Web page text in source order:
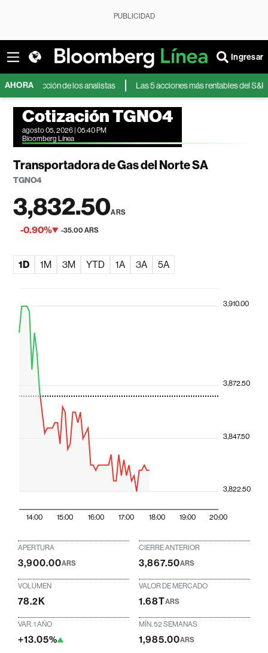
PUBLICIDAD
Ingresar
AHORAde los analistas Las 5 acciones más rentables del S&P 500 en
Cotización TGNO4
agosto 05, 2026 | 05:40 PM
Bloomberg Línea
Transportadora de Gas del Norte SA
TGNO4
3,832.50ARS
-0.90% -35.00 ARS
1D 1M 3M YTD 1A 3A 5A
14:00 15:00 16:00 17:00 18:00 19:00 20:00
3,822.50
3,847.50
3,872.50
3,910.00
APERTURA
3,900.00ARS
CIERRE ANTERIOR
3,867.50ARS
VOLUMEN
78.2K
VALOR DE MERCADO
1.68TARS
VAR. 1 AÑO
+13.05%
MÍN. 52 SEMANAS
1,985.00ARS